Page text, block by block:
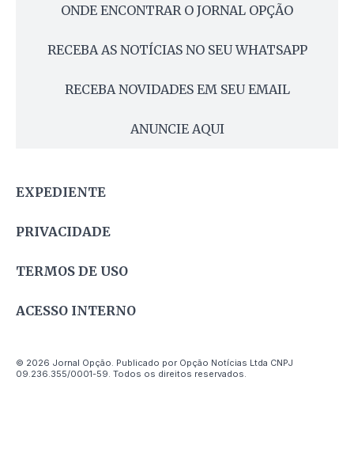
ONDE ENCONTRAR O JORNAL OPÇÃO
RECEBA AS NOTÍCIAS NO SEU WHATSAPP
RECEBA NOVIDADES EM SEU EMAIL
ANUNCIE AQUI
EXPEDIENTE
PRIVACIDADE
TERMOS DE USO
ACESSO INTERNO
© 2026 Jornal Opção. Publicado por Opção Notícias Ltda CNPJ
09.236.355/0001-59. Todos os direitos reservados.